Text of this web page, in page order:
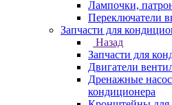
Лампочки,
Переключатели
Запчасти для
Назад
Запчасти для
Двигатели
Дренажные
кондиционера